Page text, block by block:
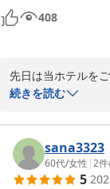
隈充分に散策できまし
またもう一度泊まっ
408
先日は当ホテルを
お食事もお気に召
お待ちいたしてお
2025-10-16
続きを読む
sana3323
60代/女性 |2
5